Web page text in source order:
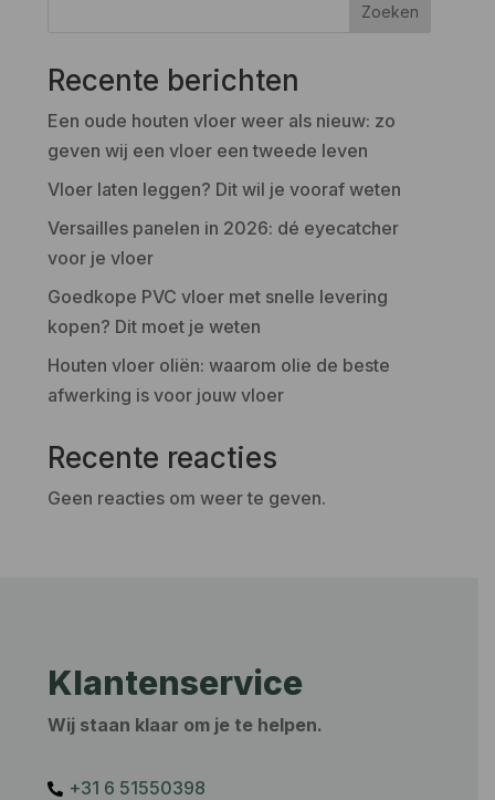
Zoeken
Recente berichten
Een oude houten vloer weer als nieuw: zo
geven wij een vloer een tweede leven
Vloer laten leggen? Dit wil je vooraf weten
Versailles panelen in 2026: dé eyecatcher
voor je vloer
Goedkope PVC vloer met snelle levering
kopen? Dit moet je weten
Houten vloer oliën: waarom olie de beste
afwerking is voor jouw vloer
Recente reacties
Geen reacties om weer te geven.
Klantenservice
Wij staan klaar om je te helpen.
 +31 6 51550398‬